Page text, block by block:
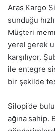
Aras Kargo
sunduğu
Müşteri
yerel gerek
karşılıyor.
ile entegre
bir şekilde
Silopi’de
ağına sahip.